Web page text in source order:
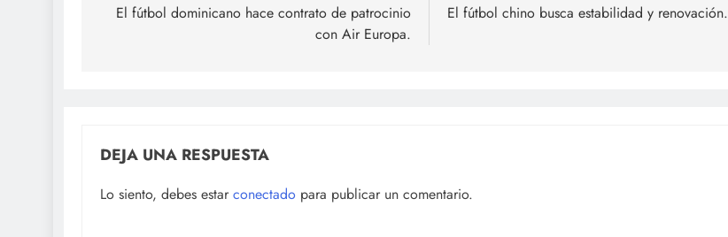
deEl fútbol dominicano hace contrato de patrocinio
con Air Europa.
El fútbol chino busca estabilidad y renovación.
DEJA UNA RESPUESTA
Lo siento, debes estar conectado para publicar un comentario.